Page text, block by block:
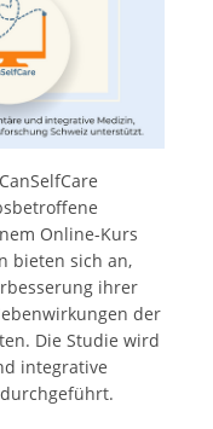
Online-Kurs
bieten sich an,
ihrer
der
Die Studie wird
integrative